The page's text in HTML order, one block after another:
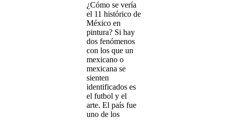
¿Cómo se vería
el 11 histórico de
México en
pintura? Si hay
dos fenómenos
con los que un
mexicano o
mexicana se
sienten
identificados es
el futbol y el
arte. El país fue
uno de los